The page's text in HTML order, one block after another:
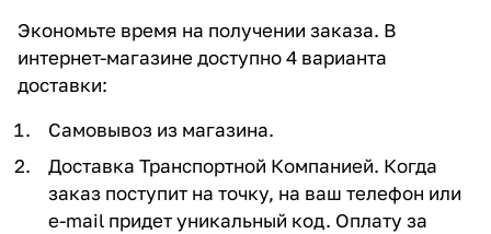
Экономьте время на получении заказа. В
интернет-магазине доступно 4 варианта
доставки:
Самовывоз из магазина.
Доставка Транспортной Компанией. Когда
заказ поступит на точку, на ваш телефон или
e-mail придет уникальный код. Оплату за